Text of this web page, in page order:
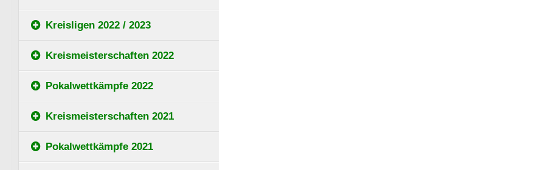
Kreisligen 2022 / 2023
Kreismeisterschaften 2022
Pokalwettkämpfe 2022
Kreismeisterschaften 2021
Pokalwettkämpfe 2021